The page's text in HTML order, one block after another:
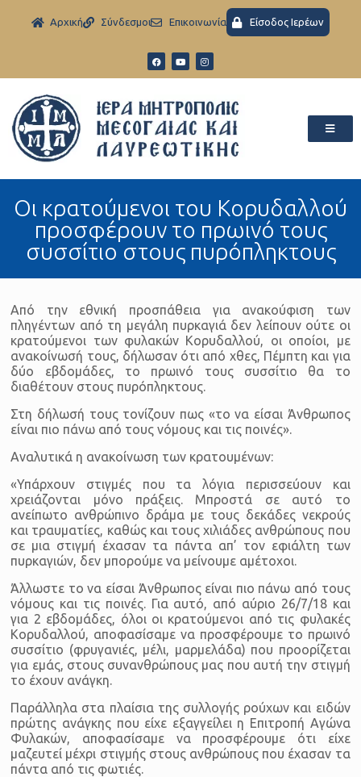
Aρχική Σύνδεσμοι Eπικοινωνία Είσοδος Ιερέων
Οι κρατούμενοι του Κορυδαλλού
προσφέρουν το πρωινό τους
συσσίτιο στους πυρόπληκτους
Από την εθνική προσπάθεια για ανακούφιση των
πληγέντων από τη μεγάλη πυρκαγιά δεν λείπουν ούτε οι
κρατούμενοι των φυλακών Κορυδαλλού, οι οποίοι, με
ανακοίνωσή τους, δήλωσαν ότι από χθες, Πέμπτη και για
δύο εβδομάδες, το πρωινό τους συσσίτιο θα το
διαθέτουν στους πυρόπληκτους.
Στη δήλωσή τους τονίζουν πως «το να είσαι Άνθρωπος
είναι πιο πάνω από τους νόμους και τις ποινές».
Αναλυτικά η ανακοίνωση των κρατουμένων:
«Υπάρχουν στιγμές που τα λόγια περισσεύουν και
χρειάζονται μόνο πράξεις. Μπροστά σε αυτό το
ανείπωτο ανθρώπινο δράμα με τους δεκάδες νεκρούς
και τραυματίες, καθώς και τους χιλιάδες ανθρώπους που
σε μια στιγμή έχασαν τα πάντα απ’ τον εφιάλτη των
πυρκαγιών, δεν μπορούμε να μείνουμε αμέτοχοι.
Άλλωστε το να είσαι Άνθρωπος είναι πιο πάνω από τους
νόμους και τις ποινές. Για αυτό, από αύριο 26/7/18 και
για 2 εβδομάδες, όλοι οι κρατούμενοι από τις φυλακές
Κορυδαλλού, αποφασίσαμε να προσφέρουμε το πρωινό
συσσίτιο (φρυγανιές, μέλι, μαρμελάδα) που προορίζεται
για εμάς, στους συνανθρώπους μας που αυτή την στιγμή
το έχουν ανάγκη.
Παράλληλα στα πλαίσια της συλλογής ρούχων και ειδών
πρώτης ανάγκης που είχε εξαγγείλει η Επιτροπή Αγώνα
Φυλακών, αποφασίσαμε να προσφέρουμε ότι είχε
μαζευτεί μέχρι στιγμής στους ανθρώπους που έχασαν τα
πάντα από τις φωτιές.